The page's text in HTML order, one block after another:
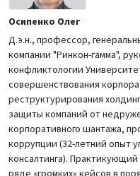
Осипенко Олег
Д.э.н., профессор,
компании "Ринкон-гамма",
конфликтологии
совершенствования
реструктурирования
защиты компаний от
корпоративного шантажа,
коррупции (32-летний опыт
консалтинга).
ряде «громких» кейсов в